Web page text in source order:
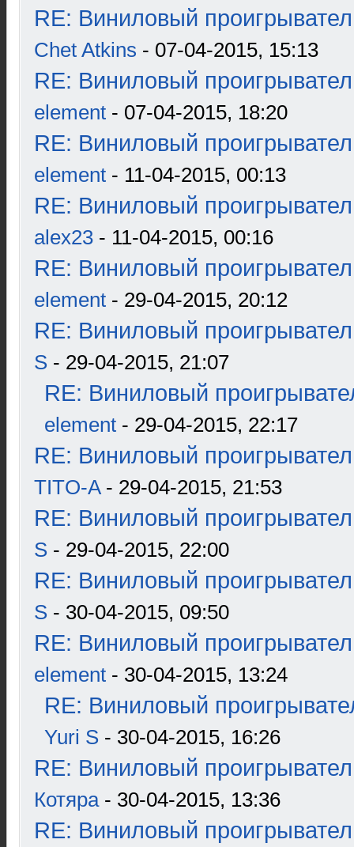
RE: Виниловый
Chet Atkins - 07-04-2015, 15:13
RE: Виниловый
element - 07-04-2015, 18:20
RE: Виниловый
element - 11-04-2015, 00:13
RE: Виниловый
alex23 - 11-04-2015, 00:16
RE: Виниловый
element - 29-04-2015, 20:12
RE: Виниловый
S - 29-04-2015, 21:07
RE: Виниловый
element - 29-04-2015, 22:17
RE: Виниловый
TITO-A- 29-04-2015, 21:53
RE: Виниловый
S - 29-04-2015, 22:00
RE: Виниловый
S - 30-04-2015, 09:50
RE: Виниловый
element - 30-04-2015, 13:24
RE: Виниловый
Yuri S - 30-04-2015, 16:26
RE: Виниловый
Котяра- 30-04-2015, 13:36
RE: Виниловый